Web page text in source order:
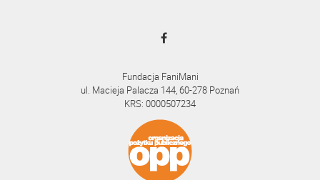
Fundacja FaniMani
ul. Macieja Palacza 144, 60-278 Poznań
KRS: 0000507234